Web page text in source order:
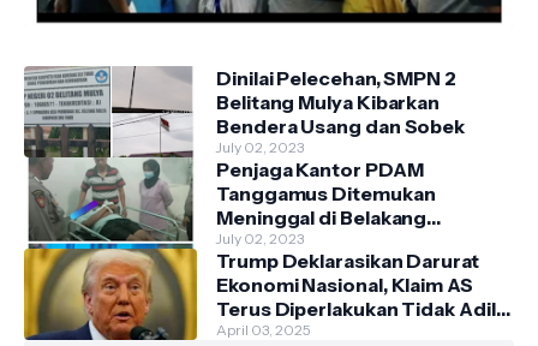
Dinilai Pelecehan, SMPN 2
Belitang Mulya Kibarkan
Bendera Usang dan Sobek
July 02, 2023
Penjaga Kantor PDAM
Tanggamus Ditemukan
Meninggal di Belakang
Kantornya.
July 02, 2023
Trump Deklarasikan Darurat
Ekonomi Nasional, Klaim AS
Terus Diperlakukan Tidak Adil
oleh Negara Asing"
April 03, 2025